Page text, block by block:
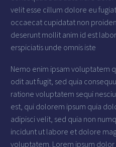
velit esse cillum dolore eu
occaecat cupidatat non
deserunt mollit anim id est
erspiciatis unde omnis iste
Nemo enim ipsam voluptatem
odit aut fugit, sed quia
ratione voluptatem sequi
est, qui dolorem ipsum quia
adipisci velit, sed quia non
incidunt ut labore et dolore
voluptatem. Lorem ipsum